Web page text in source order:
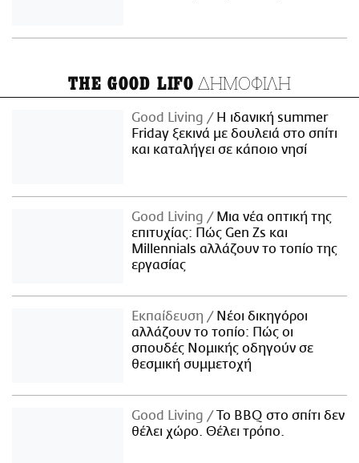
THE GOOD LIFO ΔΗΜΟΦΙΛΗ
Good Living
Η ιδανική summer
Friday ξεκινά με δουλειά στο σπίτι
και καταλήγει σε κάποιο νησί
Good Living
Μια νέα οπτική της
επιτυχίας: Πώς Gen Zs και
Millennials αλλάζουν το τοπίο της
εργασίας
Εκπαίδευση
Νέοι δικηγόροι
αλλάζουν το τοπίο: Πώς οι
σπουδές Νομικής οδηγούν σε
θεσμική συμμετοχή
Good Living
Το BBQ στο σπίτι δεν
θέλει χώρο. Θέλει τρόπο.